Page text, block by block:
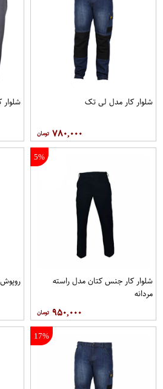
شلوار کار مدل لی تک
۷۸۰,۰۰۰
5%
شلوار کار جنس کتان مدل راسته
مردانه
۹۵۰,۰۰۰
17%